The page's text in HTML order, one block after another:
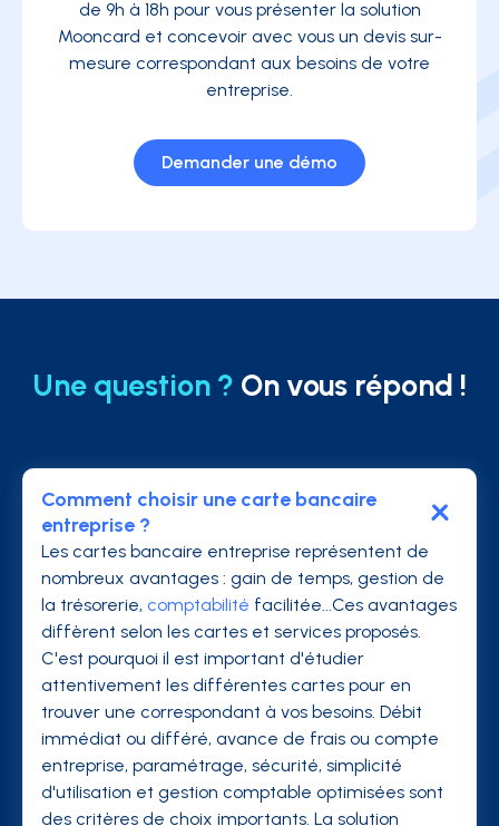
de 9h à 18h pour vous présenter la solution
Mooncard et concevoir avec vous un devis sur-
mesure correspondant aux besoins de votre
entreprise.
Demander une démo
Une question ? On vous répond !
Comment choisir une carte bancaire
entreprise ?
Les cartes bancaire entreprise représentent de
nombreux avantages : gain de temps, gestion de
la trésorerie, comptabilité facilitée...Ces avantages
diffèrent selon les cartes et services proposés.
C'est pourquoi il est important d'étudier
attentivement les différentes cartes pour en
trouver une correspondant à vos besoins. Débit
immédiat ou différé, avance de frais ou compte
entreprise, paramétrage, sécurité, simplicité
d'utilisation et gestion comptable optimisées sont
des critères de choix importants. La solution